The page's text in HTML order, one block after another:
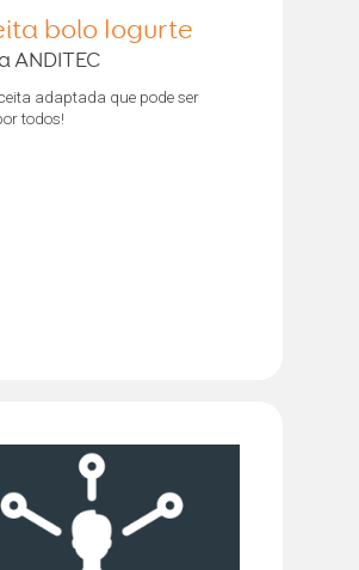
bolo Iogurte
ANDITEC
adaptada que pode ser
todos!